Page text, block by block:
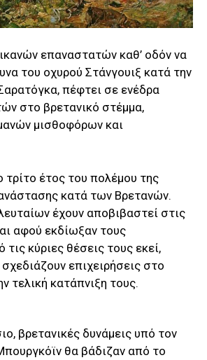
επαναστατών καθ’ οδόν να
του οχυρού Στάνγουιξ κατά την
πέφτει σε ενέδρα
στο βρετανικό στέμμα,
μισθοφόρων και
τρίτο έτος του πολέμου της
κατά των Βρετανών.
έχουν αποβιβαστεί στις
αφού εκδίωξαν τους
κύριες θέσεις τους εκεί,
επιχειρήσεις στο
τελική κατάπνιξη τους.
βρετανικές δυνάμεις υπό τον
θα βάδιζαν από το